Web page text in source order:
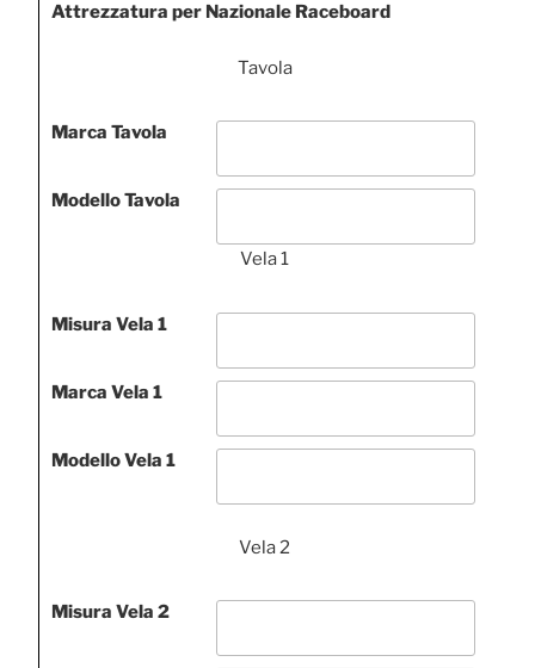
Attrezzatura per Nazionale Raceboard
Tavola
Marca Tavola
Modello Tavola
Vela 1
Misura Vela 1
Marca Vela 1
Modello Vela 1
Vela 2
Misura Vela 2